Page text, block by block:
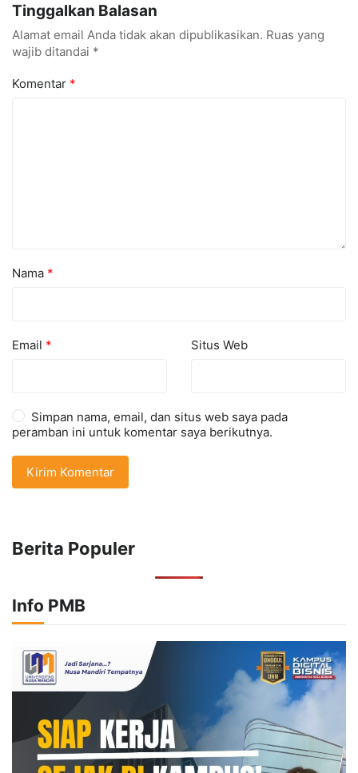
Tinggalkan Balasan
Alamat email Anda tidak akan dipublikasikan. Ruas yang
wajib ditandai *
Komentar *
Nama *
Email * Situs Web
Simpan nama, email, dan situs web saya pada
peramban ini untuk komentar saya berikutnya.
Berita Populer
Info PMB